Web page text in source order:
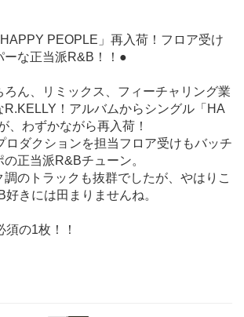
PEOPLE」再入荷！フロア受け
ーな正当派R&B！！●
ろん、リミックス、フィーチャリング業
R.KELLY！アルバムからシングル「HA
、わずかながら再入荷！
ロダクションを担当フロア受けもバッチ
正当派R&Bチューン。
のトラックも抜群でしたが、やはりこ
好きには田まりませんね。
須の1枚！！